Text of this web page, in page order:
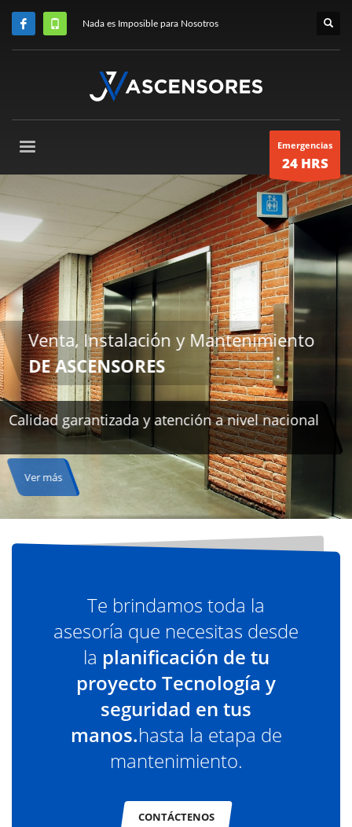
Nada es Imposible para Nosotros
Emergencias
24 HRS
a nivel nacional
Te brindamos toda la
asesoría que necesitas desde
la planificación de tu
proyecto Tecnología y
seguridad en tus
manos.hasta la etapa de
mantenimiento.
CONTÁCTENOS